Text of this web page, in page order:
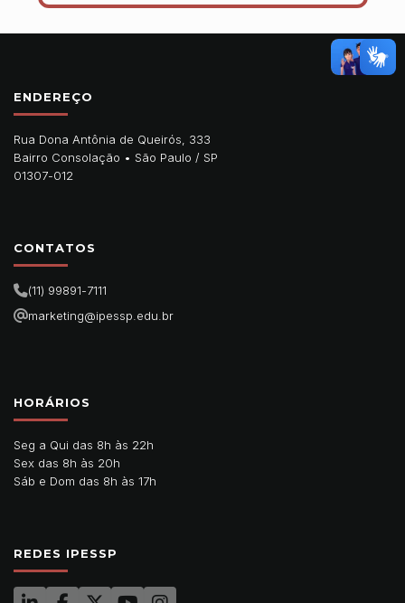
ENDEREÇO
Rua Dona Antônia de Queirós, 333
Bairro Consolação • São Paulo / SP
01307-012
CONTATOS
(11) 99891-7111
marketing@ipessp.edu.br
HORÁRIOS
Seg a Qui das 8h às 22h
Sex das 8h às 20h
Sáb e Dom das 8h às 17h
REDES IPESSP